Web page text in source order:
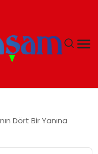
Dört Bir Yanına